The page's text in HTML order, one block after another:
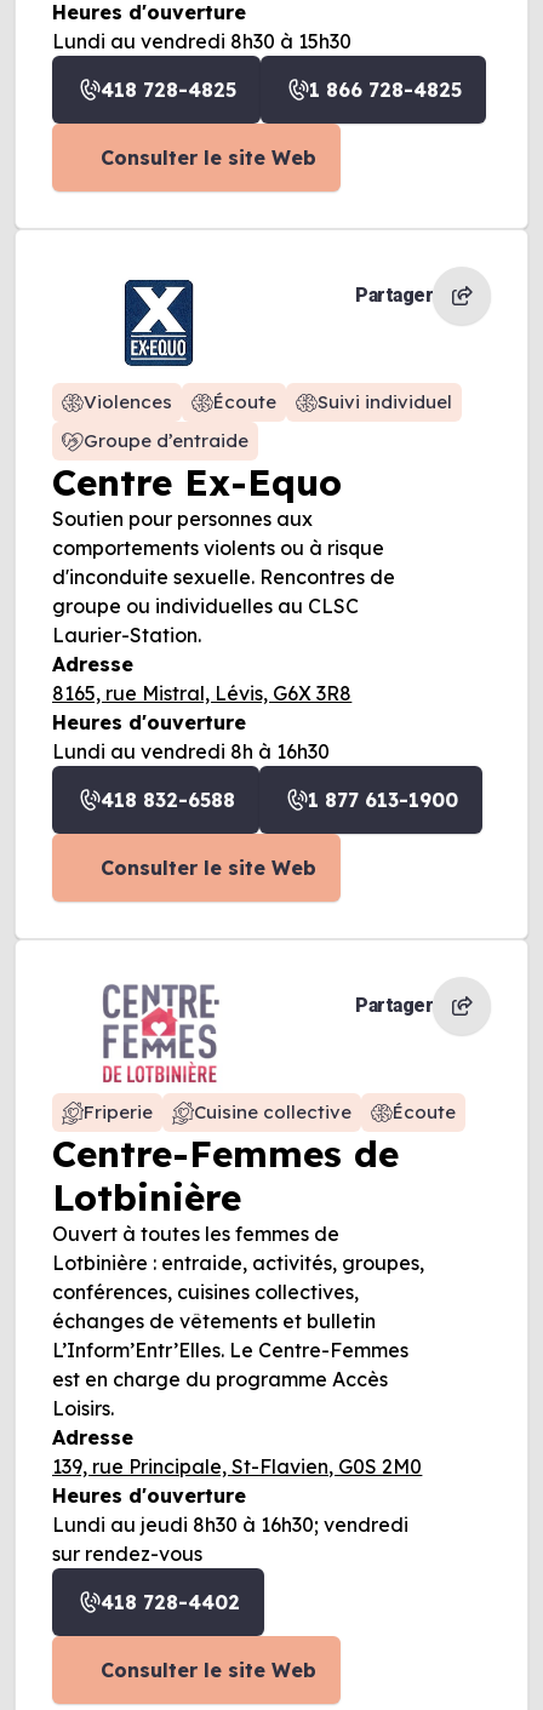
Heures d'ouverture
Lundi au vendredi 8h30 à 15h30
418 728-4825
1 866 728-4825
Consulter le site Web
Centre Ex-Equo
Partager
Violences Écoute
Suivi individuel
Groupe d’entraide
Soutien pour personnes aux
comportements violents ou à risque
d'inconduite sexuelle. Rencontres de
groupe ou individuelles au CLSC
Laurier-Station.
Adresse
8165, rue Mistral, Lévis, G6X 3R8
Heures d'ouverture
Lundi au vendredi 8h à 16h30
418 832-6588
1 877 613-1900
Consulter le site Web
Centre-Femmes de
Lotbinière
Partager
Friperie Cuisine collective Écoute
Ouvert à toutes les femmes de
Lotbinière : entraide, activités, groupes,
conférences, cuisines collectives,
échanges de vêtements et bulletin
L’Inform’Entr’Elles. Le Centre-Femmes
est en charge du programme Accès
Loisirs.
Adresse
139, rue Principale, St-Flavien, G0S 2M0
Heures d'ouverture
Lundi au jeudi 8h30 à 16h30; vendredi
sur rendez-vous
418 728-4402
Consulter le site Web